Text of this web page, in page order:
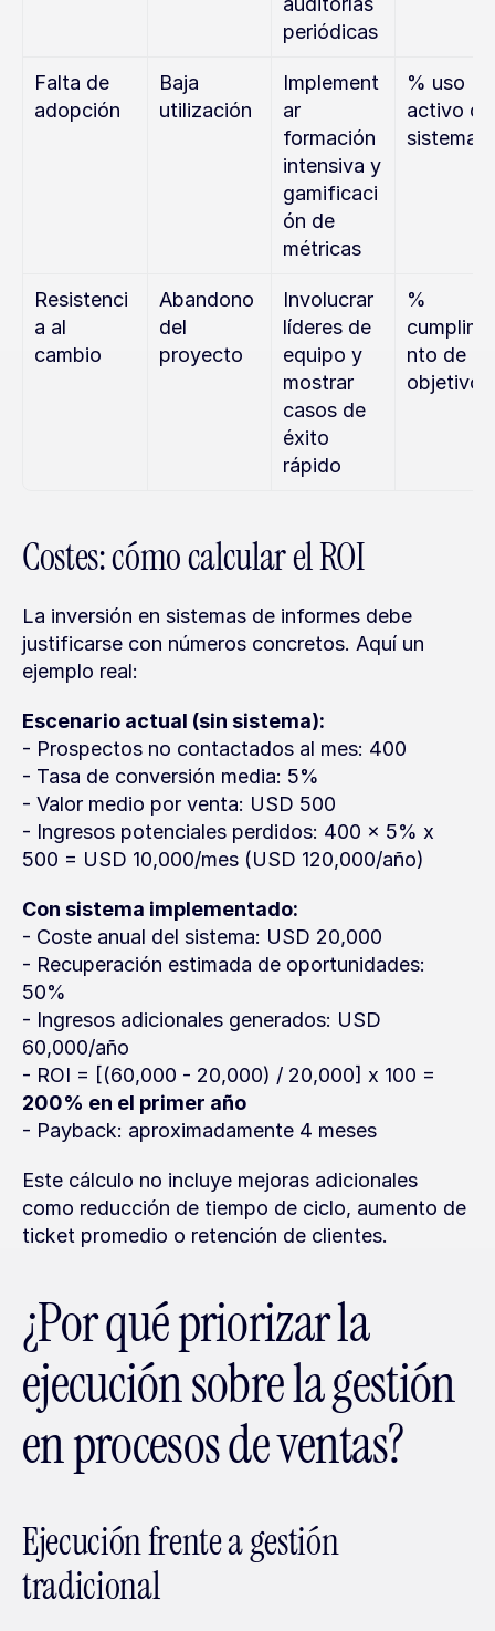
periódicas
Falta de
adopción
Baja
utilización
Implement
ar
formación
intensiva y
gamificaci
ón de
métricas
% uso
activo
sistema
Resistenci
a al
cambio
Abandono
del
proyecto
Involucrar
líderes de
equipo y
mostrar
casos de
éxito
rápido
%
nto de
objetivos
Costes: cómo calcular el ROI
La inversión en sistemas de informes debe
justificarse con números concretos. Aquí un
ejemplo real:
Escenario actual (sin sistema):
- Prospectos no contactados al mes: 400
- Tasa de conversión media: 5%
- Valor medio por venta: USD 500
- Ingresos potenciales perdidos: 400 x 5% x
500 = USD 10,000/mes (USD 120,000/año)
Con sistema implementado:
- Coste anual del sistema: USD 20,000
- Recuperación estimada de oportunidades:
50%
- Ingresos adicionales generados: USD
60,000/año
200% en el primer año
- Payback: aproximadamente 4 meses
Este cálculo no incluye mejoras adicionales
como reducción de tiempo de ciclo, aumento de
ticket promedio o retención de clientes.
¿Por qué priorizar la
ejecución sobre la gestión
en procesos de ventas?
Ejecución frente a gestión
tradicional